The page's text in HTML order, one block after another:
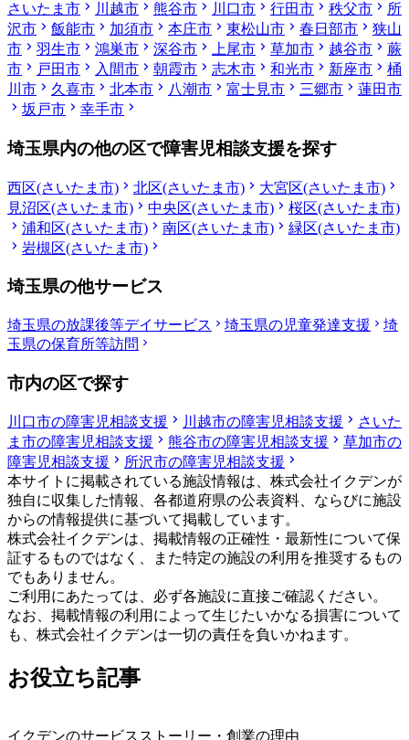
さいたま市 川越市 熊谷市 川口市 行田市 秩父市
所
沢市
飯能市 加須市 本庄市 東松山市 春日部市
狭山
市
羽生市 鴻巣市 深谷市 上尾市 草加市 越谷市
蕨
市
戸田市 入間市 朝霞市 志木市 和光市 新座市
桶
川市
久喜市 北本市 八潮市 富士見市 三郷市
蓮田市
坂戸市
幸手市
埼玉県内の他の区で障害児相談支援を探す
西区(さいたま市) 北区(さいたま市)
大宮区(さいたま市)
見沼区(さいたま市)
中央区(さいたま市)
桜区(さいたま市)
浦和区(さいたま市)
南区(さいたま市)
緑区(さいたま市)
岩槻区(さいたま市)
埼玉県の他サービス
埼玉県の放課後等デイサービス 埼玉県の児童発達支援
埼
玉県の保育所等訪問
市内の区で探す
川口市の障害児相談支援 川越市の障害児相談支援
さいた
ま市の障害児相談支援
熊谷市の障害児相談支援
草加市の
障害児相談支援
所沢市の障害児相談支援
本サイトに掲載されている施設情報は、株式会社イクデンが
独自に収集した情報、各都道府県の公表資料、ならびに施設
からの情報提供に基づいて掲載しています。
株式会社イクデンは、掲載情報の正確性・最新性について保
証するものではなく、また特定の施設の利用を推奨するもの
でもありません。
ご利用にあたっては、必ず各施設に直接ご確認ください。
なお、掲載情報の利用によって生じたいかなる損害について
も、株式会社イクデンは一切の責任を負いかねます。
お役立ち記事
イクデンのサービスストーリー・創業の理由